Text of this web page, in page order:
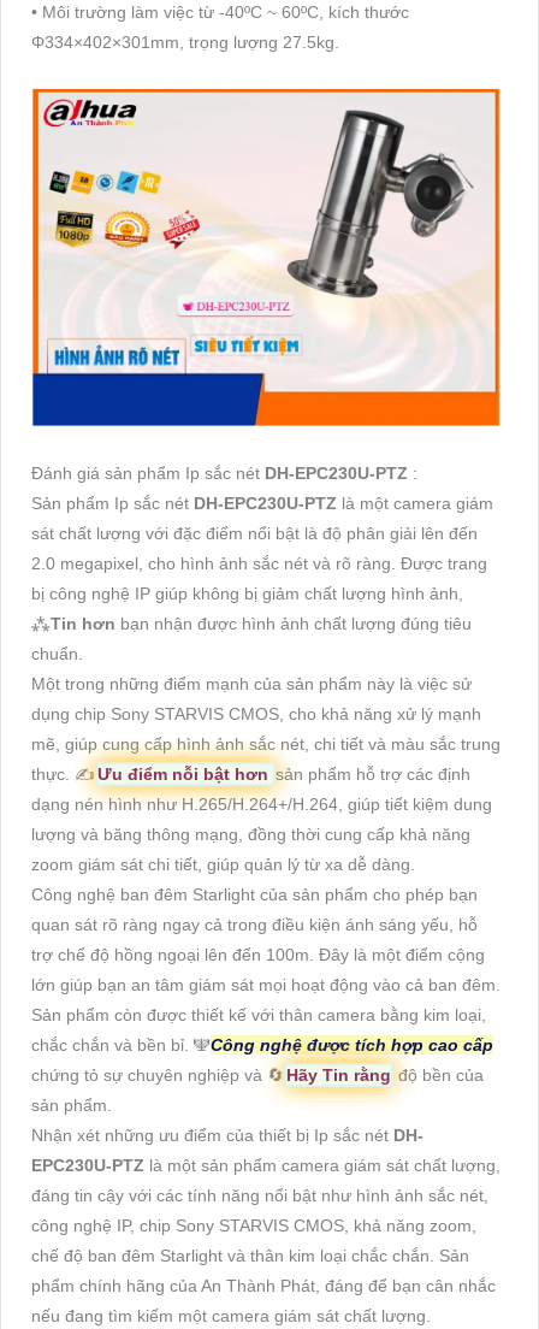
• Môi trường làm việc từ -40ºC ~ 60ºC, kích thước
Φ334×402×301mm, trọng lượng 27.5kg.
Đánh giá sản phẩm Ip sắc nét DH-EPC230U-PTZ :
Sản phẩm Ip sắc nét DH-EPC230U-PTZ là một camera giám
sát chất lượng với đặc điểm nổi bật là độ phân giải lên đến
2.0 megapixel, cho hình ảnh sắc nét và rõ ràng. Được trang
bị công nghệ IP giúp không bị giảm chất lượng hình ảnh,
⁂Tin hơn bạn nhận được hình ảnh chất lượng đúng tiêu
chuẩn.
Một trong những điểm mạnh của sản phẩm này là việc sử
dụng chip Sony STARVIS CMOS, cho khả năng xử lý mạnh
mẽ, giúp cung cấp hình ảnh sắc nét, chi tiết và màu sắc trung
thực. ✍️Ưu điểm nỗi bật hơn sản phẩm hỗ trợ các định
dạng nén hình như H.265/H.264+/H.264, giúp tiết kiệm dung
lượng và băng thông mạng, đồng thời cung cấp khả năng
zoom giám sát chi tiết, giúp quản lý từ xa dễ dàng.
Công nghệ ban đêm Starlight của sản phẩm cho phép bạn
quan sát rõ ràng ngay cả trong điều kiện ánh sáng yếu, hỗ
trợ chế độ hồng ngoại lên đến 100m. Đây là một điểm cộng
lớn giúp bạn an tâm giám sát mọi hoạt động vào cả ban đêm.
Sản phẩm còn được thiết kế với thân camera bằng kim loại,
chắc chắn và bền bỉ. 🕎Công nghệ được tích hợp cao cấp
chứng tỏ sự chuyên nghiệp và 🔄 Hãy Tin rằng độ bền của
sản phẩm.
Nhận xét những ưu điểm của thiết bị Ip sắc nét DH-
EPC230U-PTZ là một sản phẩm camera giám sát chất lượng,
đáng tin cậy với các tính năng nổi bật như hình ảnh sắc nét,
công nghệ IP, chip Sony STARVIS CMOS, khả năng zoom,
chế độ ban đêm Starlight và thân kim loại chắc chắn. Sản
phẩm chính hãng của An Thành Phát, đáng để bạn cân nhắc
nếu đang tìm kiếm một camera giám sát chất lượng.